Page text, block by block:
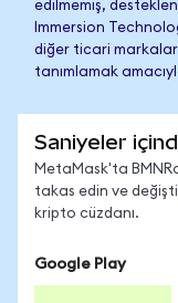
edilmemiş,
Immersion
diğer ticari markalar
tanımlamak
Saniyeler
MetaMask'ta
takas edin ve
kripto cüzdanı.
Google Play